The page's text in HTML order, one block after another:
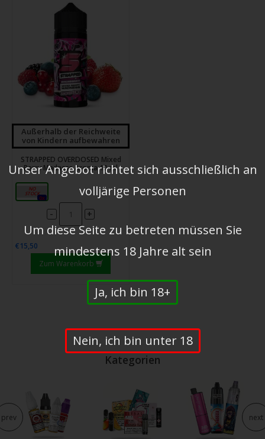
Außerhalb der Reichweite
von Kindern aufbewahren
STRAPPED OVERDOSED Mixed
Berry Madness Aroma 10 ml
10ml
0x
- +
€15,50
Zum Warenkorb
Kategorien
prev next
Unser Angebot richtet sich ausschließlich an
volljärige Personen
Um diese Seite zu betreten müssen Sie
mindestens 18 Jahre alt sein
Ja, ich bin 18+
Nein, ich bin unter 18